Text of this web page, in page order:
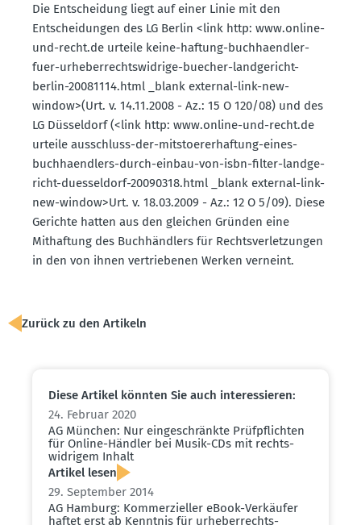
Die Entscheidung liegt auf einer Linie mit den
Entschei­dungen des LG Berlin <link http: www.​online-​
und-​recht.​de urteile keine-haftung-buchhaendler-
fuer-urheber­rechts­widrige-buecher-landge­richt-
berlin-20081114.html _blank external-link-new-
window>(Urt. v. 14.11.2008 - Az.: 15 O 120/08) und des
LG Düsseldorf (<link http: www.​online-​und-​recht.​de
urteile ausschluss-der-mitsto­er­er­haftung-eines-
buchhaendlers-durch-einbau-von-isbn-filter-landge­
richt-duesseldorf-20090318.html _blank external-link-
new-window>Urt. v. 18.03.2009 - Az.: 12 O 5/09). Diese
Gerichte hatten aus den gleichen Gründen eine
Mithaftung des Buchhändlers für Rechts­ver­let­zungen
in den von ihnen vertrie­benen Werken verneint.
Zurück zu den Artikeln
Diese Artikel könnten Sie auch inter­es­sieren:
24. Februar 2020
AG München: Nur einge­schränkte Prüfpflichten
für Online-Händler bei Musik-CDs mit rechts­
wid­rigem Inhalt
Artikel lesen
29. September 2014
AG Hamburg: Kommer­zi­eller eBook-Verkäufer
haftet erst ab Kenntnis für urheber­rechts­